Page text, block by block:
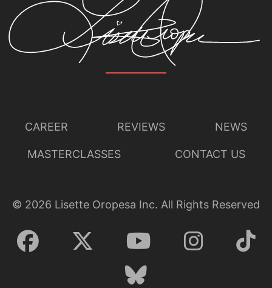
CAREER REVIEWS NEWS
MASTERCLASSES CONTACT US
© 2026 Lisette Oropesa Inc. All Rights Reserved